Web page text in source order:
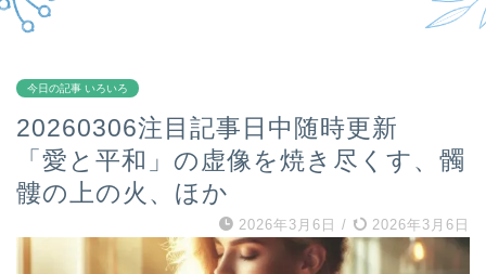
今日の記事 いろいろ
20260306注目記事日中随時更新
「愛と平和」の虚像を焼き尽くす、髑
髏の上の火、ほか
2026年3月6日 / 2026年3月6日